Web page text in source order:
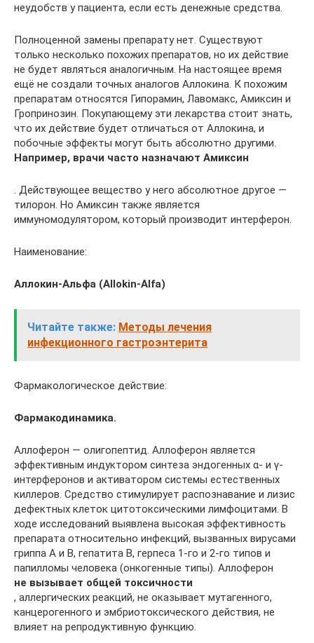
неудобств у пациента, если есть денежные средства.
Полноценной замены препарату нет. Существуют
только несколько похожих препаратов, но их действие
не будет являться аналогичным. На настоящее время
ещё не создали точных аналогов Аллокина. К похожим
препаратам относятся Гипорамин, Лавомакс, Амиксин и
Гропринозин. Покупающему эти лекарства стоит знать,
что их действие будет отличаться от Аллокина, и
побочные эффекты могут быть абсолютно другими.
Например, врачи часто назначают Амиксин
. Действующее вещество у него абсолютное другое —
тилорон. Но Амиксин также является
иммуномодулятором, который производит интерферон.
Наименование:
Аллокин-Альфа (Allokin-Alfa)
Читайте также: Методы лечения
инфекционного гастроэнтерита
Фармакологическое действие:
Фармакодинамика.
Аллоферон — олигопептид. Аллоферон является
эффективным индуктором синтеза эндогенных α- и γ-
интерферонов и активатором системы естественных
киллеров. Средство стимулирует распознавание и лизис
дефектных клеток цитотоксическими лимфоцитами. В
ходе исследований выявлена высокая эффективность
препарата относительно инфекций, вызванных вирусами
гриппа А и В, гепатита В, герпеса 1-го и 2-го типов и
папилломы человека (онкогенные типы). Аллоферон
не вызывает общей токсичности
, аллергических реакций, не оказывает мутагенного,
канцерогенного и эмбриотоксического действия, не
влияет на репродуктивную функцию.